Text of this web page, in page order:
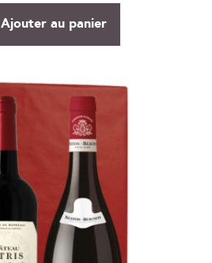
Ajouter au panier